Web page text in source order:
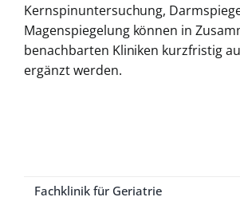
Kernspinuntersuchung,
Magenspiegelung können in
benachbarten Kliniken kurzfristig
ergänzt werden.
Fachklinik für Geriatrie